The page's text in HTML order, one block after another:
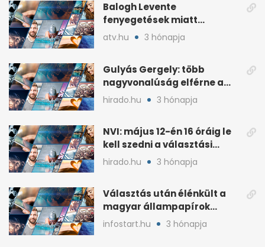
Balogh Levente
fenyegetések miatt
lemondta erdélyi előadás-
atv.hu 3 hónapja
Gulyás Gergely: több
nagyvonalúság elférne a
kétharmados győztesekben
hirado.hu 3 hónapja
NVI: május 12-én 16 óráig le
kell szedni a választási
plakátokat
hirado.hu 3 hónapja
Választás után élénkült a
magyar állampapírok
lakossági értékesítése
infostart.hu 3 hónapja